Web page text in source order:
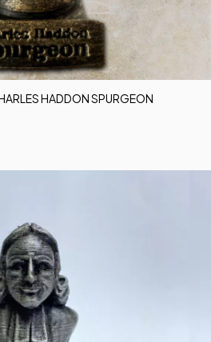
HADDON SPURGEON